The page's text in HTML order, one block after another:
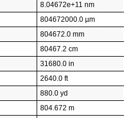
8.04672e+11 nm
804672000.0 µm
804672.0 mm
80467.2 cm
31680.0 in
2640.0 ft
880.0 yd
804.672 m